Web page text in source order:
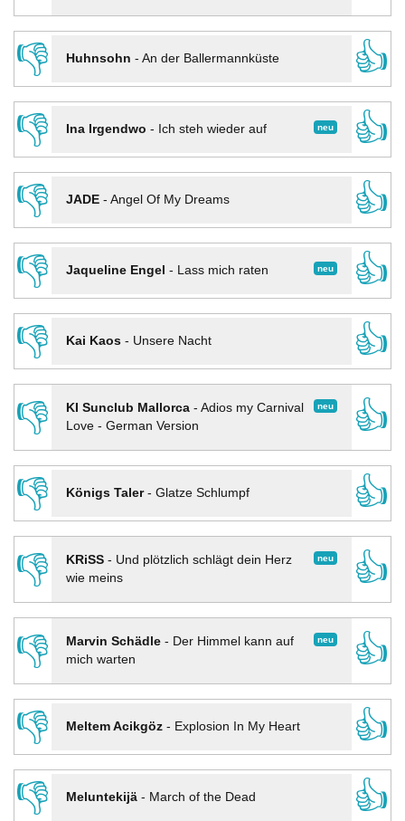
👎
Huhnsohn - An der Ballermannküste
👍
👎
neu
Ina Irgendwo - Ich steh wieder auf
👍
👎
JADE- Angel Of My Dreams
👍
👎
neu
Jaqueline Engel - Lass mich raten
👍
👎
Kai Kaos- Unsere Nacht
👍
👎
neu
KI Sunclub Mallorca- Adios my Carnival
Love - German Version
👍
👎
Königs Taler- Glatze Schlumpf
👍
👎
neu
KRiSS- Und plötzlich schlägt dein Herz
wie meins
👍
👎 neu
Marvin Schädle- Der Himmel kann auf
mich warten
👍
👎
Meltem Acikgöz- Explosion In My Heart
👍
👎
Meluntekijä- March of the Dead
👍